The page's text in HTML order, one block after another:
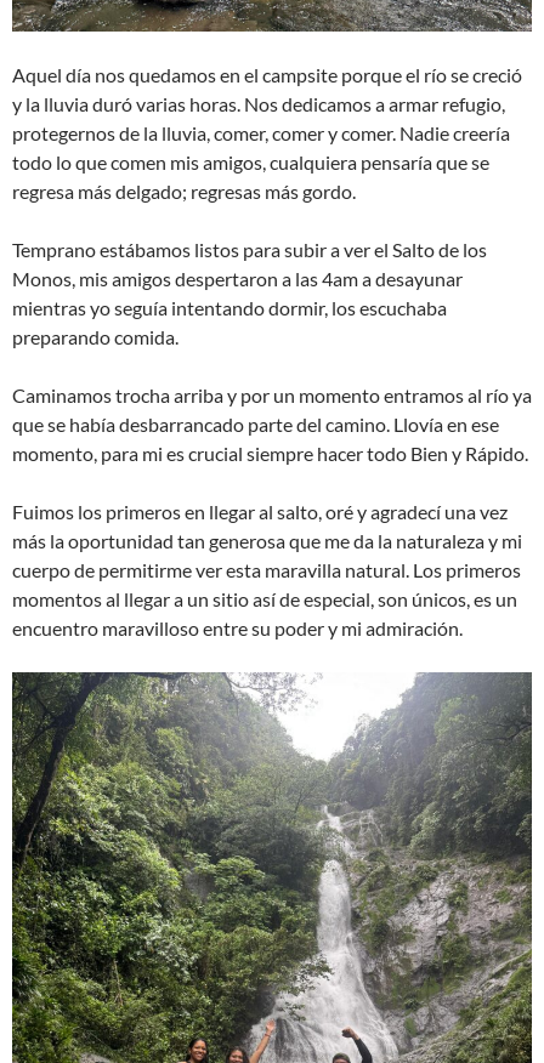
Aquel día nos quedamos en el campsite porque el río se creció
y la lluvia duró varias horas. Nos dedicamos a armar refugio,
protegernos de la lluvia, comer, comer y comer. Nadie creería
todo lo que comen mis amigos, cualquiera pensaría que se
regresa más delgado; regresas más gordo.
Temprano estábamos listos para subir a ver el Salto de los
Monos, mis amigos despertaron a las 4am a desayunar
mientras yo seguía intentando dormir, los escuchaba
preparando comida.
Caminamos trocha arriba y por un momento entramos al río ya
que se había desbarrancado parte del camino. Llovía en ese
momento, para mi es crucial siempre hacer todo Bien y Rápido.
Fuimos los primeros en llegar al salto, oré y agradecí una vez
más la oportunidad tan generosa que me da la naturaleza y mi
cuerpo de permitirme ver esta maravilla natural. Los primeros
momentos al llegar a un sitio así de especial, son únicos, es un
encuentro maravilloso entre su poder y mi admiración.